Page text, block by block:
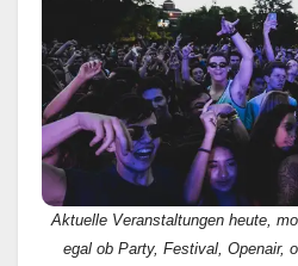
Aktuelle Veranstaltungen heute,
egal ob Party, Festival, Openair,